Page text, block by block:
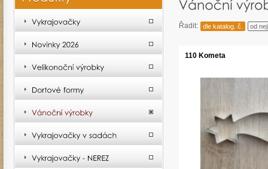
Řadit: dle katalog. č. od
110 Kometa